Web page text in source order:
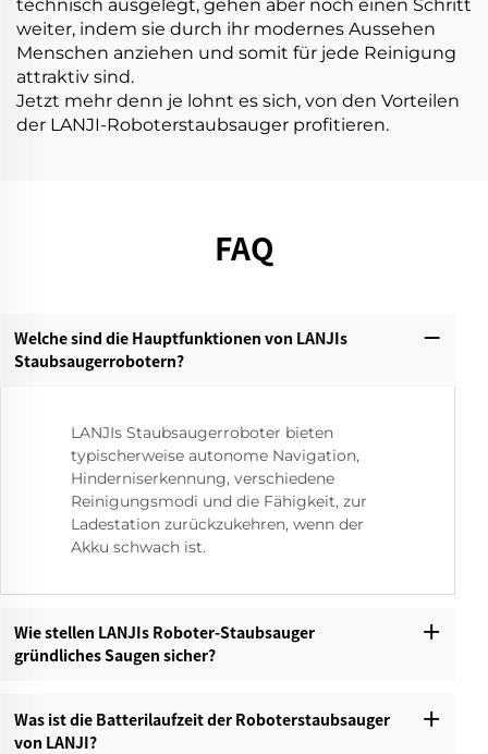
technisch ausgelegt, gehen aber noch einen Schritt
weiter, indem sie durch ihr modernes Aussehen
Menschen anziehen und somit für jede Reinigung
attraktiv sind.
Jetzt mehr denn je lohnt es sich, von den Vorteilen
der LANJI-Roboterstaubsauger profitieren.
FAQ
Welche sind die Hauptfunktionen von LANJIs
Staubsaugerrobotern?‌
LANJIs Staubsaugerroboter bieten
typischerweise autonome Navigation,
Hinderniserkennung, verschiedene
Reinigungsmodi und die Fähigkeit, zur
Ladestation zurückzukehren, wenn der
Akku schwach ist.
Wie stellen LANJIs Roboter-Staubsauger
gründliches Saugen sicher?‌
Was ist die Batterilaufzeit der Roboterstaubsauger
von LANJI?‌